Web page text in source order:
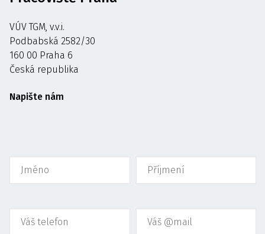
VÚV TGM, v.v.i.
Podbabská 2582/30
160 00 Praha 6
Česká republika
Napište nám